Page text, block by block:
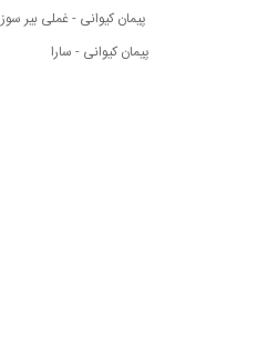
پیمان کیوانی - غملی بیر سوز
پیمان کیوانی - سارا